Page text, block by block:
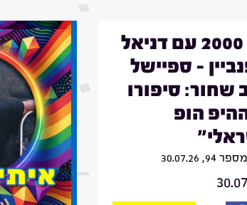
באג 2000 עם דניאל
- ספיישל
שחור: סיפורו
הופ
30.07.26